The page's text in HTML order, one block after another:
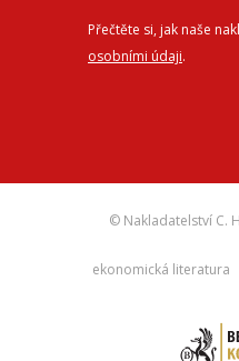
Přečtěte si, jak naše
osobními údaji.
© Nakladatelství C.
ekonomická literatura